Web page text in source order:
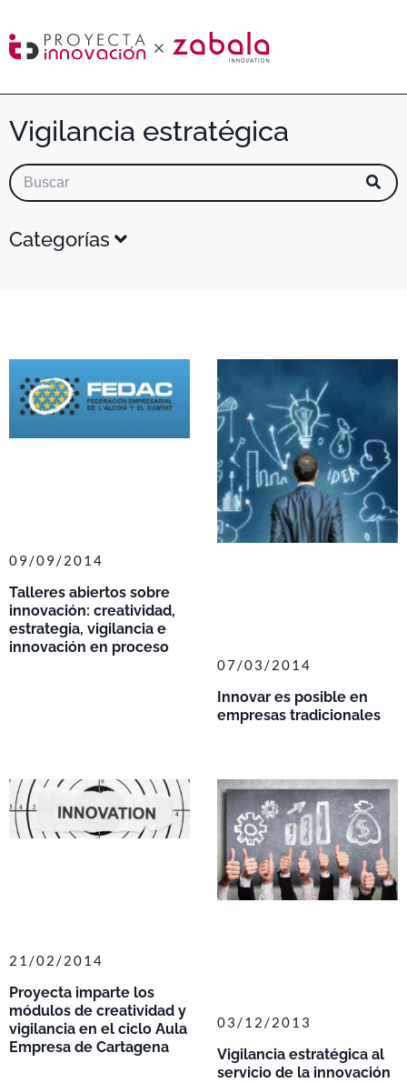
Vigilancia estratégica
Categorías
Talleres abiertos sobre
innovación: creatividad,
estrategia, vigilancia e
innovación en proceso
09/09/2014
Innovar es posible en
empresas tradicionales
07/03/2014
Proyecta imparte los
módulos de creatividad y
vigilancia en el ciclo Aula
Empresa de Cartagena
21/02/2014
Vigilancia estratégica al
servicio de la innovación
03/12/2013